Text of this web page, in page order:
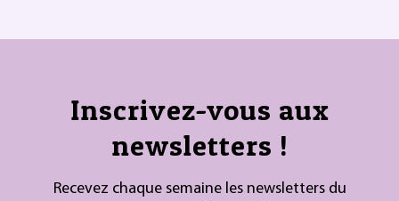
Inscrivez-vous aux
newsletters !
Recevez chaque semaine les newsletters du